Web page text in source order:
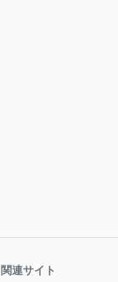
関連サイト